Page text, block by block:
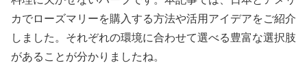
カでローズマリーを購入する方法や活用アイデアをご紹介
しました。それぞれの環境に合わせて選べる豊富な選択肢
があることが分かりましたね。